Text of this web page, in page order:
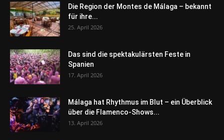
Die Region der Montes de Málaga – bekannt
für ihre...
25. April 2026
Das sind die spektakulärsten Feste in
Spanien
17. April 2026
Málaga hat Rhythmus im Blut – ein Überblick
über die Flamenco-Shows...
13. April 2026